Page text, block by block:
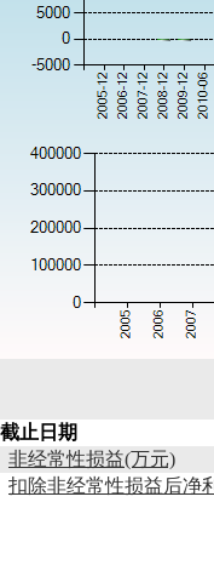
截止日期
非经常性损益(万元)
扣除非经常性损益后净